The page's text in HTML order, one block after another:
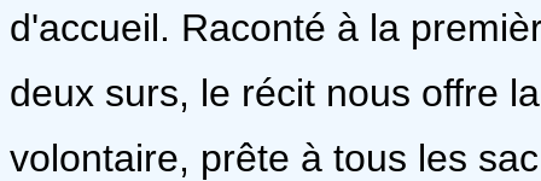
d'accueil. Raconté à la
deux surs, le récit nous offre
volontaire, prête à tous les